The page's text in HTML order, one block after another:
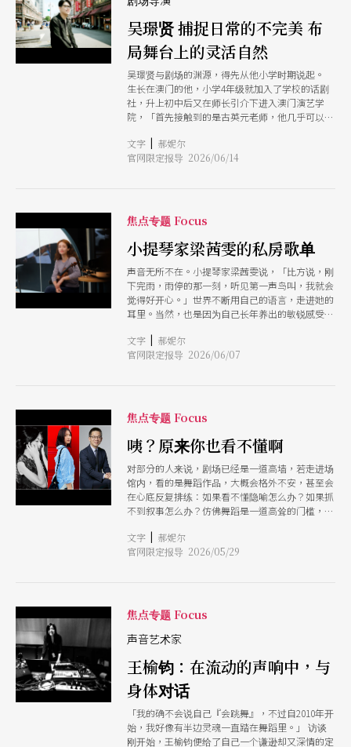
更敢于冒险了。 从独舞到群舞，创作何以需要构
作？ 首先，卡特琳娜开宗明义为我们展示何以自
己需要构作的理由。 「我在创作的时候，经常仰
赖身体的直觉。也因为这样，早期的作品以个人独
舞为主。在独舞的状态中，所有的坚持都像是一种
我的个人宣言。」卡特琳娜解释，由此看来，自编
自舞其实对她来说不成问题，问题在于她将跨度到
群舞的状态，那会是截然不同的经验。 「特别
是，我首次编制群舞作品的时候，自己也是台上的
舞者之一，此时我就迫切地需要另外一双眼睛来
看，所以过程中非常不安。这也是我为什么会找上
这里，卡特琳娜表示，一般听到「构作」二字，大
家会以为那是更靠近理论学的工作，但事实上，她
想强调工作过程是更仰赖「实作」经验的互动。
科斯塔斯回应：「很多人想到构作这角色，都觉得
很模糊但是我想可以这么说：我们一起工作的时
刻，是充满流动性、状态不断变化，我们不是固定
两种关系。并且，在创作过程中，无论是初期、后
期，构作重要的角色就是设下限制以及条件。无论
是限制或条件，都未必是负面的词汇，我们只是要
整理现在应该发展到什么阶段，彼此如何选择如何
吴璟贤 捕捉日常的不完美 布
局舞台上的灵活自然
吴璟贤与剧场的渊源，得先从他小学时期说起。
生长在澳门的他，小学4年级就加入了学校的话剧
社，升上初中后又在师长引介下进入澳门演艺学
院，「首先接触到的是古英元老师，他几乎可以说
院，学的不是表演，更像是创作思维，「比方说当
时澳门即将要立国安法，老师就带著我们一起讨论
合、从人本自身出发的思想，也一再影响吴璟贤日
后对于编剧、导演的想法定调。
文字 | 郝妮尔
官网限定报导 2026/06/14
焦点专题 Focus
小提琴家梁茜雯的私房歌单
声音无所不在。小提琴家梁茜雯说，「比方说，刚
下完雨，雨停的那一刻，听见第一声鸟叫，我就会
觉得好开心。」世界不断用自己的语言，走进她的
耳里。当然，也是因为自己长年养出的敏锐感受，
的语汇。 梁茜雯的日常离不开音乐，但她所拥抱
的音乐也有千万种。说到陪伴她日常生活的，除了
文字 | 郝妮尔
官网限定报导 2026/06/07
焦点专题 Focus
咦？原来你也看不懂啊
对部分的人来说，剧场已经是一道高墙，若走进场
馆内，看的是舞蹈作品，大概会格外不安，甚至会
在心底反复排练：如果看不懂隐喻怎么办？如果抓
不到叙事怎么办？仿佛舞蹈是一道高耸的门槛，门
次的专访企划，大概就是给予这到大门一道开启的
钥匙，我们从文学、音乐甚至财商管理专家的角度
不懂呢。」 或许，在观看的时候，意义的不明确
才是它最确实的地方，我们感受风感受雨滴感受阳
光的方式，也可以拿来换作是感受舞蹈的能力。
人发现，原来「看不懂」也是一种看舞的方式。且
当我们放下面对标准答案的偏执，纯粹把自己交给
剧场里的空气、灯光与那份颤动的气息，便已经跨
越了那道门槛。 邀请您，跟著这3种截然不同的视
角，一起在舞蹈中靠近自由。 （本文出自
OPENTIX两厅院文化生活）
文字 | 郝妮尔
官网限定报导 2026/05/29
焦点专题 Focus
声音艺术家
王榆钧：在流动的声响中，与
身体对话
「我的确不会说自己『会跳舞』，不过自2010年开
始，我好像有半边灵魂一直踏在舞蹈里。」 访谈
刚开始，王榆钧便给了自己一个谦逊却又深情的定